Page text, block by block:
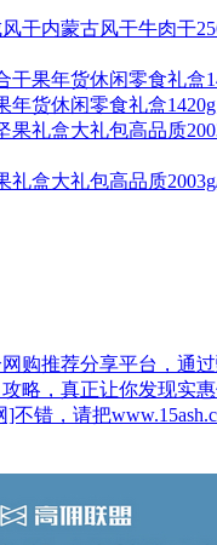
干内蒙古风干牛肉干
年货休闲零食礼盒
礼盒大礼包高品质
购推荐分享平台，通
略，真正让你发现实
不错，请把